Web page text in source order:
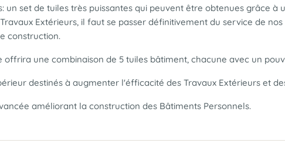
un set de tuiles très puissantes qui peuvent être obtenues grâce
Extérieurs, il faut se passer définitivement du service de
construction.
offrira une combinaison de 5 tuiles bâtiment, chacune avec un
destinés à augmenter l'éfficacité des Travaux Extérieurs et
améliorant la construction des Bâtiments Personnels.